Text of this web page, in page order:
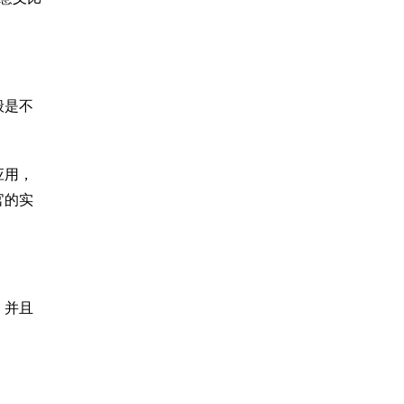
是不
，
的实
且